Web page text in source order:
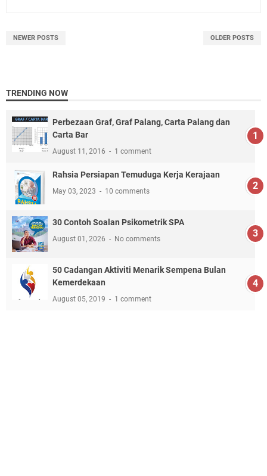
NEWER POSTS OLDER POSTS
TRENDING NOW
Perbezaan Graf, Graf Palang, Carta Palang dan
Carta Bar
August 11, 2016 1 comment
Rahsia Persiapan Temuduga Kerja Kerajaan
May 03, 2023 10 comments
30 Contoh Soalan Psikometrik SPA
August 01, 2026 No comments
50 Cadangan Aktiviti Menarik Sempena Bulan
Kemerdekaan
August 05, 2019 1 comment